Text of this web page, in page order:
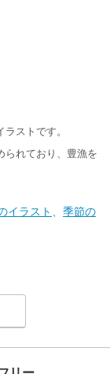
ストです。
られており、豊漁を
イラスト
季節の